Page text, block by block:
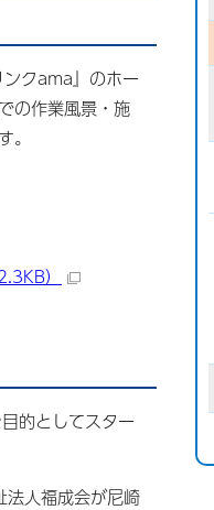
クama』のホー
の作業風景・施
。
）
的としてスター
人福成会が尼崎